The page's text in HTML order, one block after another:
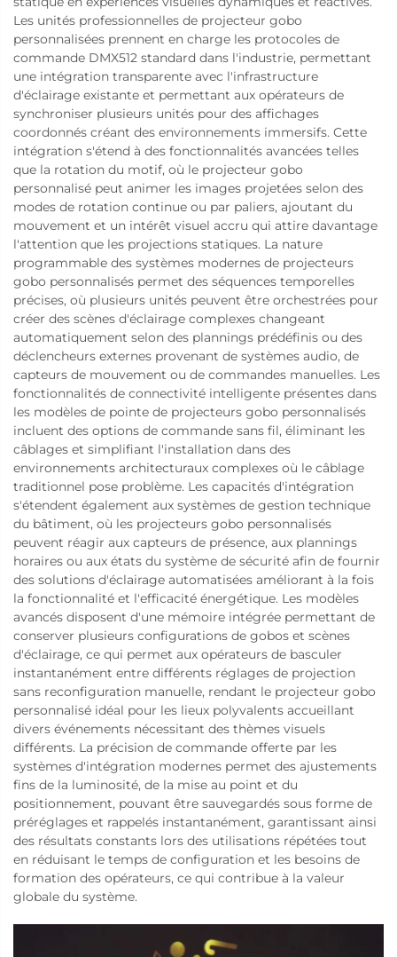
Les unités professionnelles de projecteur gobo
personnalisées prennent en charge les protocoles de
commande DMX512 standard dans l'industrie, permettant
une intégration transparente avec l'infrastructure
d'éclairage existante et permettant aux opérateurs de
synchroniser plusieurs unités pour des affichages
coordonnés créant des environnements immersifs. Cette
intégration s'étend à des fonctionnalités avancées telles
que la rotation du motif, où le projecteur gobo
personnalisé peut animer les images projetées selon des
modes de rotation continue ou par paliers, ajoutant du
mouvement et un intérêt visuel accru qui attire davantage
l'attention que les projections statiques. La nature
programmable des systèmes modernes de projecteurs
gobo personnalisés permet des séquences temporelles
précises, où plusieurs unités peuvent être orchestrées pour
créer des scènes d'éclairage complexes changeant
automatiquement selon des plannings prédéfinis ou des
déclencheurs externes provenant de systèmes audio, de
capteurs de mouvement ou de commandes manuelles. Les
fonctionnalités de connectivité intelligente présentes dans
les modèles de pointe de projecteurs gobo personnalisés
incluent des options de commande sans fil, éliminant les
câblages et simplifiant l'installation dans des
environnements architecturaux complexes où le câblage
traditionnel pose problème. Les capacités d'intégration
s'étendent également aux systèmes de gestion technique
du bâtiment, où les projecteurs gobo personnalisés
peuvent réagir aux capteurs de présence, aux plannings
horaires ou aux états du système de sécurité afin de fournir
des solutions d'éclairage automatisées améliorant à la fois
la fonctionnalité et l'efficacité énergétique. Les modèles
avancés disposent d'une mémoire intégrée permettant de
conserver plusieurs configurations de gobos et scènes
d'éclairage, ce qui permet aux opérateurs de basculer
instantanément entre différents réglages de projection
sans reconfiguration manuelle, rendant le projecteur gobo
personnalisé idéal pour les lieux polyvalents accueillant
divers événements nécessitant des thèmes visuels
différents. La précision de commande offerte par les
systèmes d'intégration modernes permet des ajustements
fins de la luminosité, de la mise au point et du
positionnement, pouvant être sauvegardés sous forme de
préréglages et rappelés instantanément, garantissant ainsi
des résultats constants lors des utilisations répétées tout
en réduisant le temps de configuration et les besoins de
formation des opérateurs, ce qui contribue à la valeur
globale du système.